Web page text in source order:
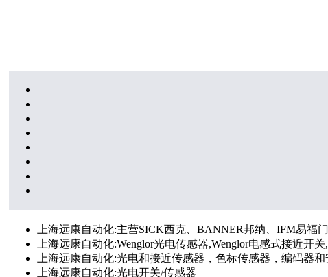
上海远康自动化:主营SICK西克、BANNER邦纳、IFM易福
上海远康自动化:Wenglor光电传感器,Wenglor电感式接近开
上海远康自动化:光电和接近传感器，色标传感器，编码器
上海远康自动化:光电开关/传感器